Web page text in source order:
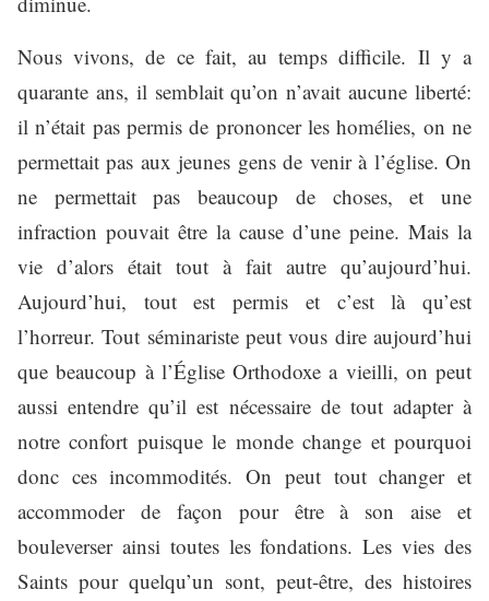
Nous vivons, de ce fait, au temps difficile. Il y a
quarante ans, il semblait qu’on n’avait aucune liberté:
il n’était pas permis de prononcer les homélies, on ne
permettait pas aux jeunes gens de venir à l’église. On
ne permettait pas beaucoup de choses, et une
infraction pouvait être la cause d’une peine. Mais la
vie d’alors était tout à fait autre qu’aujourd’hui.
Aujourd’hui, tout est permis et c’est là qu’est
l’horreur. Tout séminariste peut vous dire aujourd’hui
que beaucoup à l’Église Orthodoxe a vieilli, on peut
aussi entendre qu’il est nécessaire de tout adapter à
notre confort puisque le monde change et pourquoi
donc ces incommodités. On peut tout changer et
accommoder de façon pour être à son aise et
bouleverser ainsi toutes les fondations. Les vies des
Saints pour quelqu’un sont, peut-être, des histoires